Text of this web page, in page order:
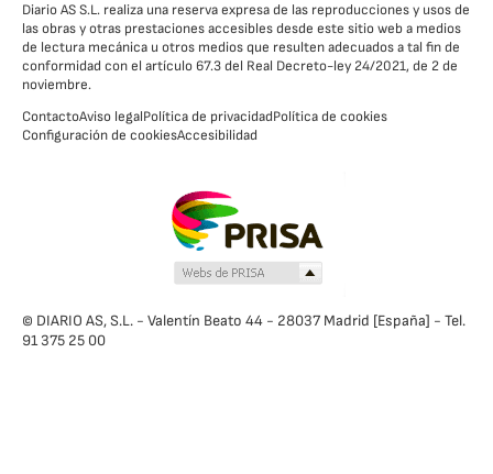
Diario AS S.L. realiza una reserva expresa de las reproducciones y usos de
las obras y otras prestaciones accesibles desde este sitio web a medios
de lectura mecánica u otros medios que resulten adecuados a tal fin de
conformidad con el artículo 67.3 del Real Decreto-ley 24/2021, de 2 de
noviembre.
ContactoAviso legalPolítica de privacidadPolítica de cookies
Configuración de cookiesAccesibilidad
© DIARIO AS, S.L. - Valentín Beato 44 - 28037 Madrid [España] - Tel.
91 375 25 00